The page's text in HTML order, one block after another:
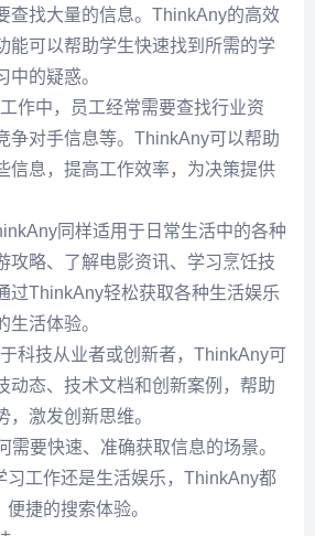
查找大量的信息。ThinkAny的高效
能可以帮助学生快速找到所需的学
中的疑惑。
作中，员工经常需要查找行业资
争对手信息等。ThinkAny可以帮助
信息，提高工作效率，为决策提供
同样适用于日常生活中的各种
攻略、了解电影资讯、学习烹饪技
过ThinkAny轻松获取各种生活娱乐
生活体验。
科技从业者或创新者，ThinkAny可
动态、技术文档和创新案例，帮助
，激发创新思维。
需要快速、准确获取信息的场景。
习工作还是生活娱乐，ThinkAny都
捷的搜索体验。